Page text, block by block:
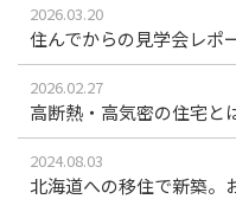
2026.03.20
住んでからの見学会レポ
2026.02.27
高断熱・高気密の住宅と
2024.08.03
北海道への移住で新築。